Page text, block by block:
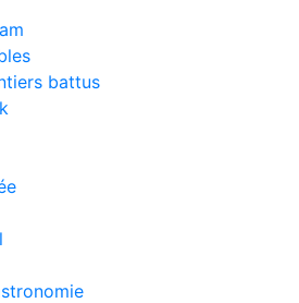
battus